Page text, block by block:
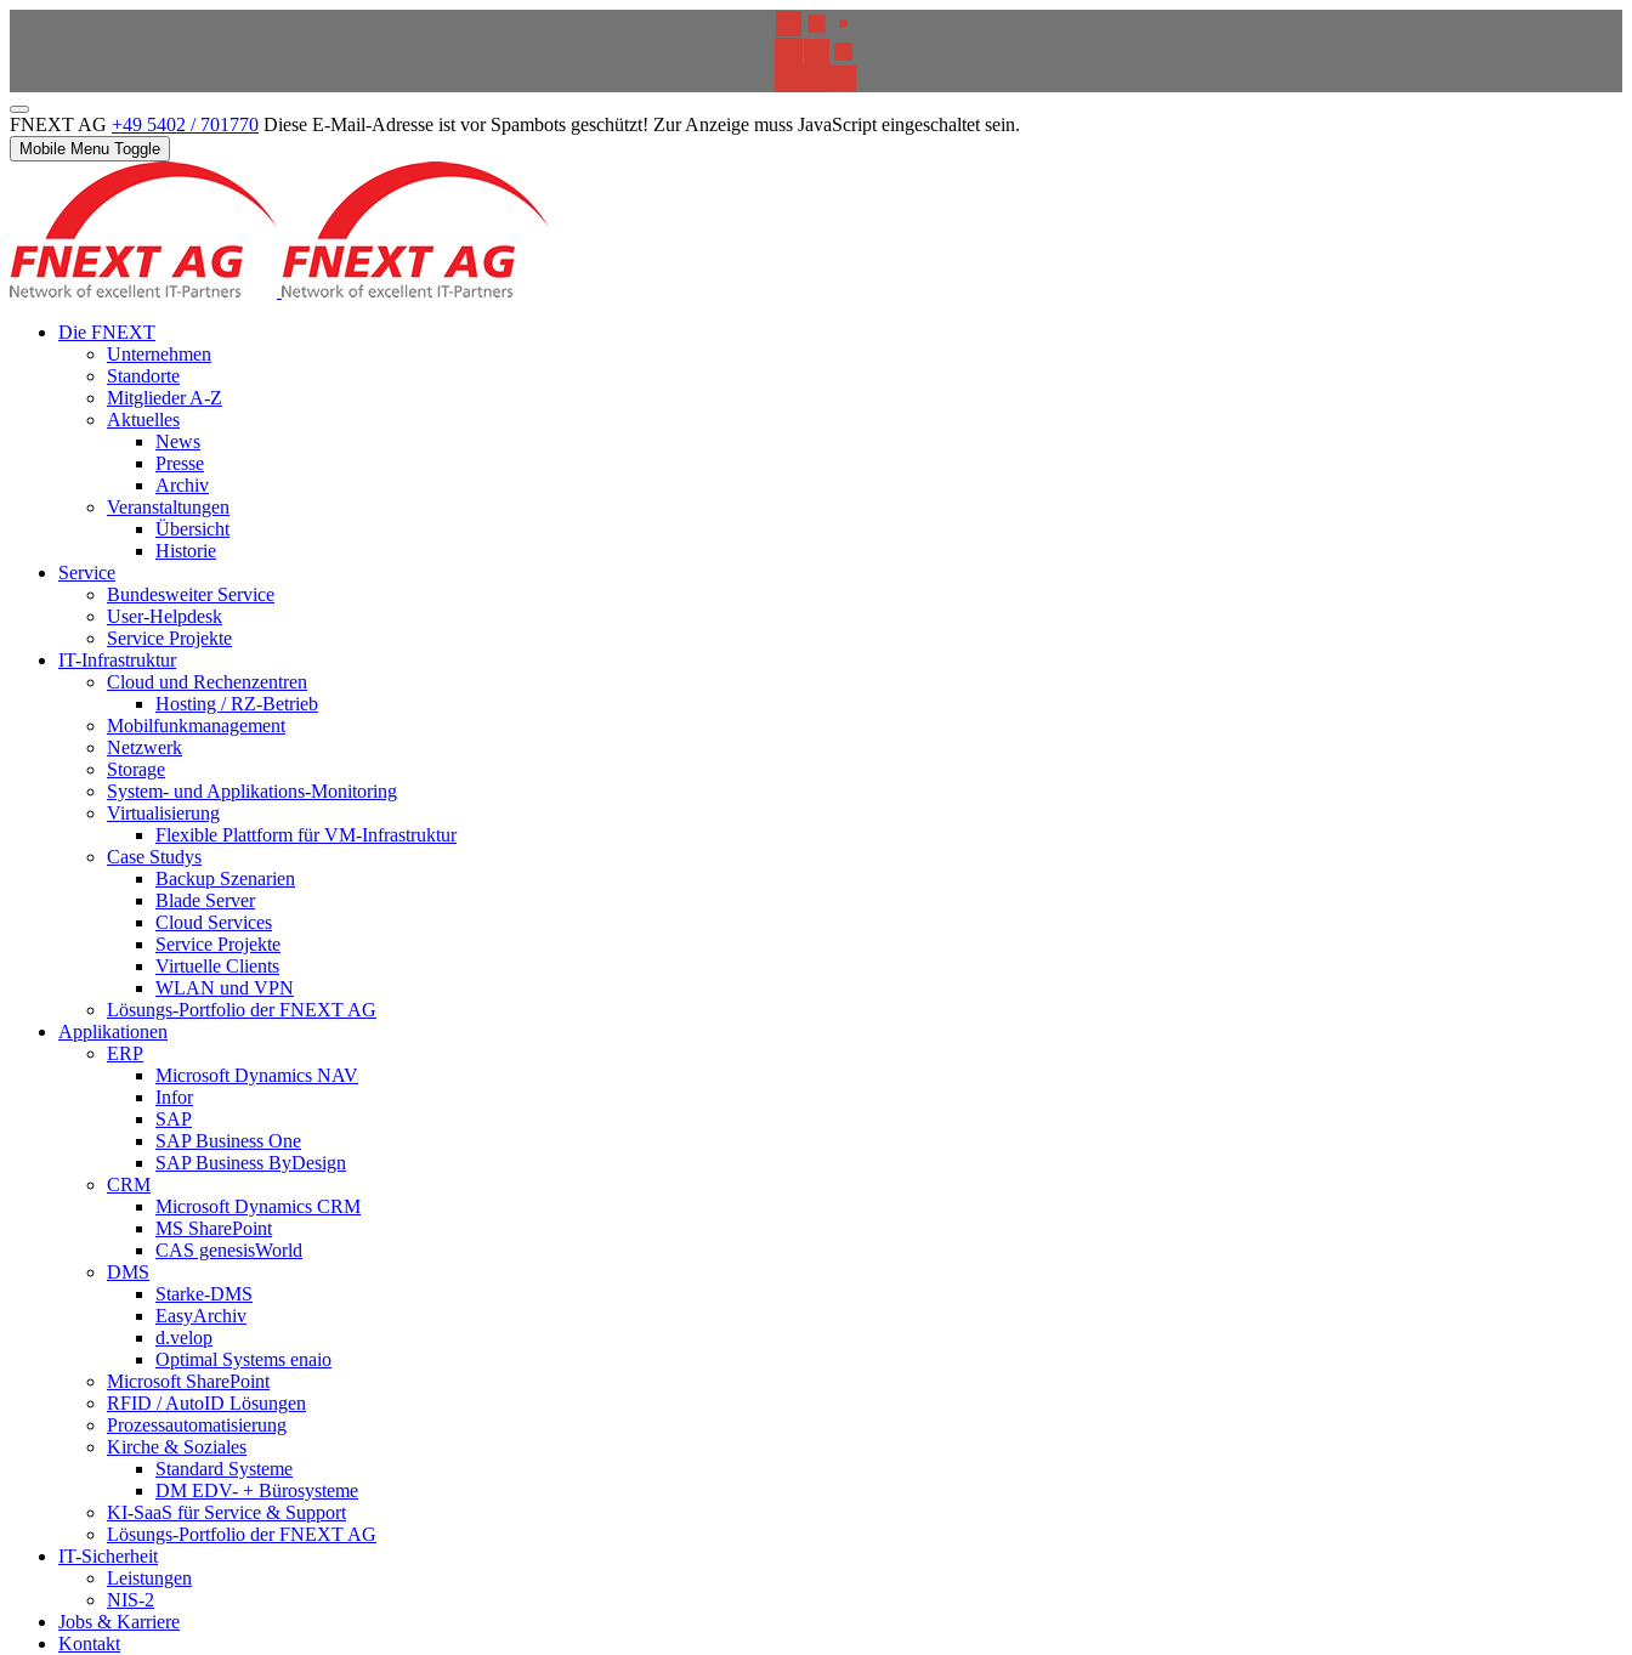
FNEXT AG +49 5402 / 701770 Diese E-Mail-Adresse ist vor Spambots geschützt! Zur Anzeige muss JavaScript eingeschaltet sein.
Mobile Menu Toggle
Die FNEXT
Unternehmen
Standorte
Mitglieder A-Z
Aktuelles
News
Presse
Archiv
Veranstaltungen
Übersicht
Historie
Service
Bundesweiter Service
User-Helpdesk
Service Projekte
IT-Infrastruktur
Cloud und Rechenzentren
Hosting / RZ-Betrieb
Mobilfunkmanagement
Netzwerk
Storage
System- und Applikations-Monitoring
Virtualisierung
Flexible Plattform für VM-Infrastruktur
Case Studys
Backup Szenarien
Blade Server
Cloud Services
Service Projekte
Virtuelle Clients
WLAN und VPN
Lösungs-Portfolio der FNEXT AG
Applikationen
ERP
Microsoft Dynamics NAV
Infor
SAP
SAP Business One
SAP Business ByDesign
CRM
Microsoft Dynamics CRM
MS SharePoint
CAS genesisWorld
DMS
Starke-DMS
EasyArchiv
d.velop
Optimal Systems enaio
Microsoft SharePoint
RFID / AutoID Lösungen
Prozessautomatisierung
Kirche & Soziales
Standard Systeme
DM EDV- + Bürosysteme
KI-SaaS für Service & Support
Lösungs-Portfolio der FNEXT AG
IT-Sicherheit
Leistungen
NIS-2
Jobs & Karriere
Kontakt